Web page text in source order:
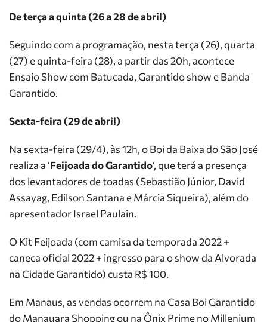
De terça a quinta (26 a 28 de abril)
Seguindo com a programação, nesta terça (26), quarta
(27) e quinta-feira (28), a partir das 20h, acontece
Ensaio Show com Batucada, Garantido show e Banda
Garantido.
Sexta-feira (29 de abril)
Na sexta-feira (29/4), às 12h, o Boi da Baixa do São José
realiza a ‘Feijoada do Garantido‘, que terá a presença
dos levantadores de toadas (Sebastião Júnior, David
Assayag, Edilson Santana e Márcia Siqueira), além do
apresentador Israel Paulain.
O Kit Feijoada (com camisa da temporada 2022 +
caneca oficial 2022 + ingresso para o show da Alvorada
na Cidade Garantido) custa R$ 100.
Em Manaus, as vendas ocorrem na Casa Boi Garantido
do Manauara Shopping ou na Ônix Prime no Millenium